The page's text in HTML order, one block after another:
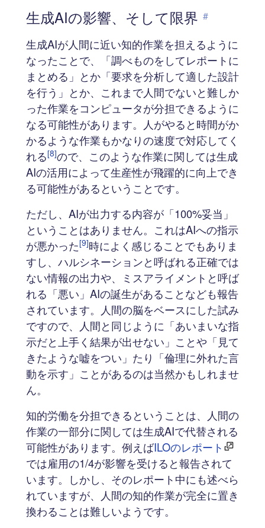
生成AIの影響、そして限界 #
生成AIが人間に近い知的作業を担えるように
なったことで、「調べものをしてレポートに
まとめる」とか「要求を分析して適した設計
を行う」とか、これまで人間でないと難しか
った作業をコンピュータが分担できるように
なる可能性があります。人がやると時間がか
かるような作業もかなりの速度で対応してく
れる[8]ので、このような作業に関しては生成
AIの活用によって生産性が飛躍的に向上でき
る可能性があるということです。
ただし、AIが出力する内容が「100%妥当」
ということはありません。これはAIへの指示
が悪かった[9]時によく感じることでもありま
すし、ハルシネーションと呼ばれる正確では
ない情報の出力や、ミスアライメントと呼ば
れる「悪い」AIの誕生があることなども報告
されています。人間の脳をベースにした試み
ですので、人間と同じように「あいまいな指
示だと上手く結果が出せない」ことや「見て
きたような嘘をつい」たり「倫理に外れた言
動を示す」ことがあるのは当然かもしれませ
ん。
知的労働を分担できるということは、人間の
作業の一部分に関しては生成AIで代替される
可能性があります。例えばILOのレポート
では雇用の1/4が影響を受けると報告されて
います。しかし、そのレポート中にも述べら
れていますが、人間の知的作業が完全に置き
換わることは難しいようです。